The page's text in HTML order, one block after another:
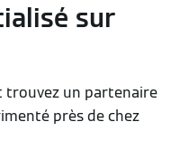
sur
trouvez un partenaire
près de chez